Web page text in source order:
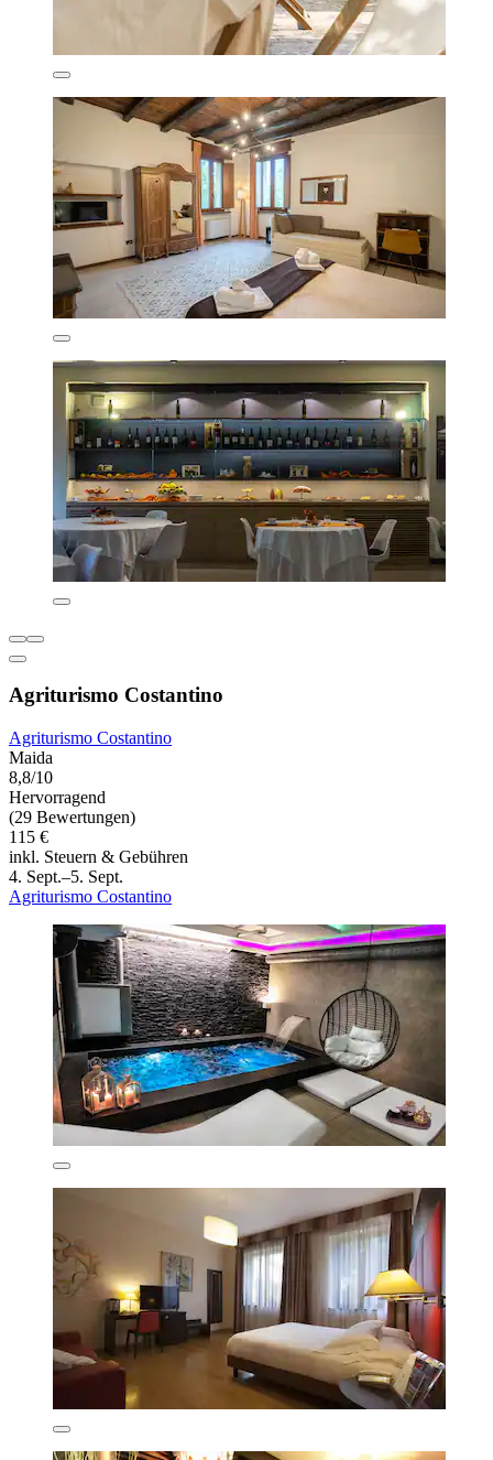
Agriturismo Costantino
Agriturismo Costantino
Maida
8,8/10
Hervorragend
(29 Bewertungen)
115 €
inkl. Steuern & Gebühren
4. Sept.–5. Sept.
Agriturismo Costantino